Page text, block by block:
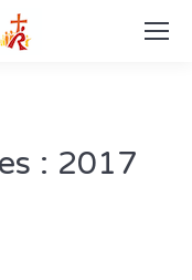
: 2017